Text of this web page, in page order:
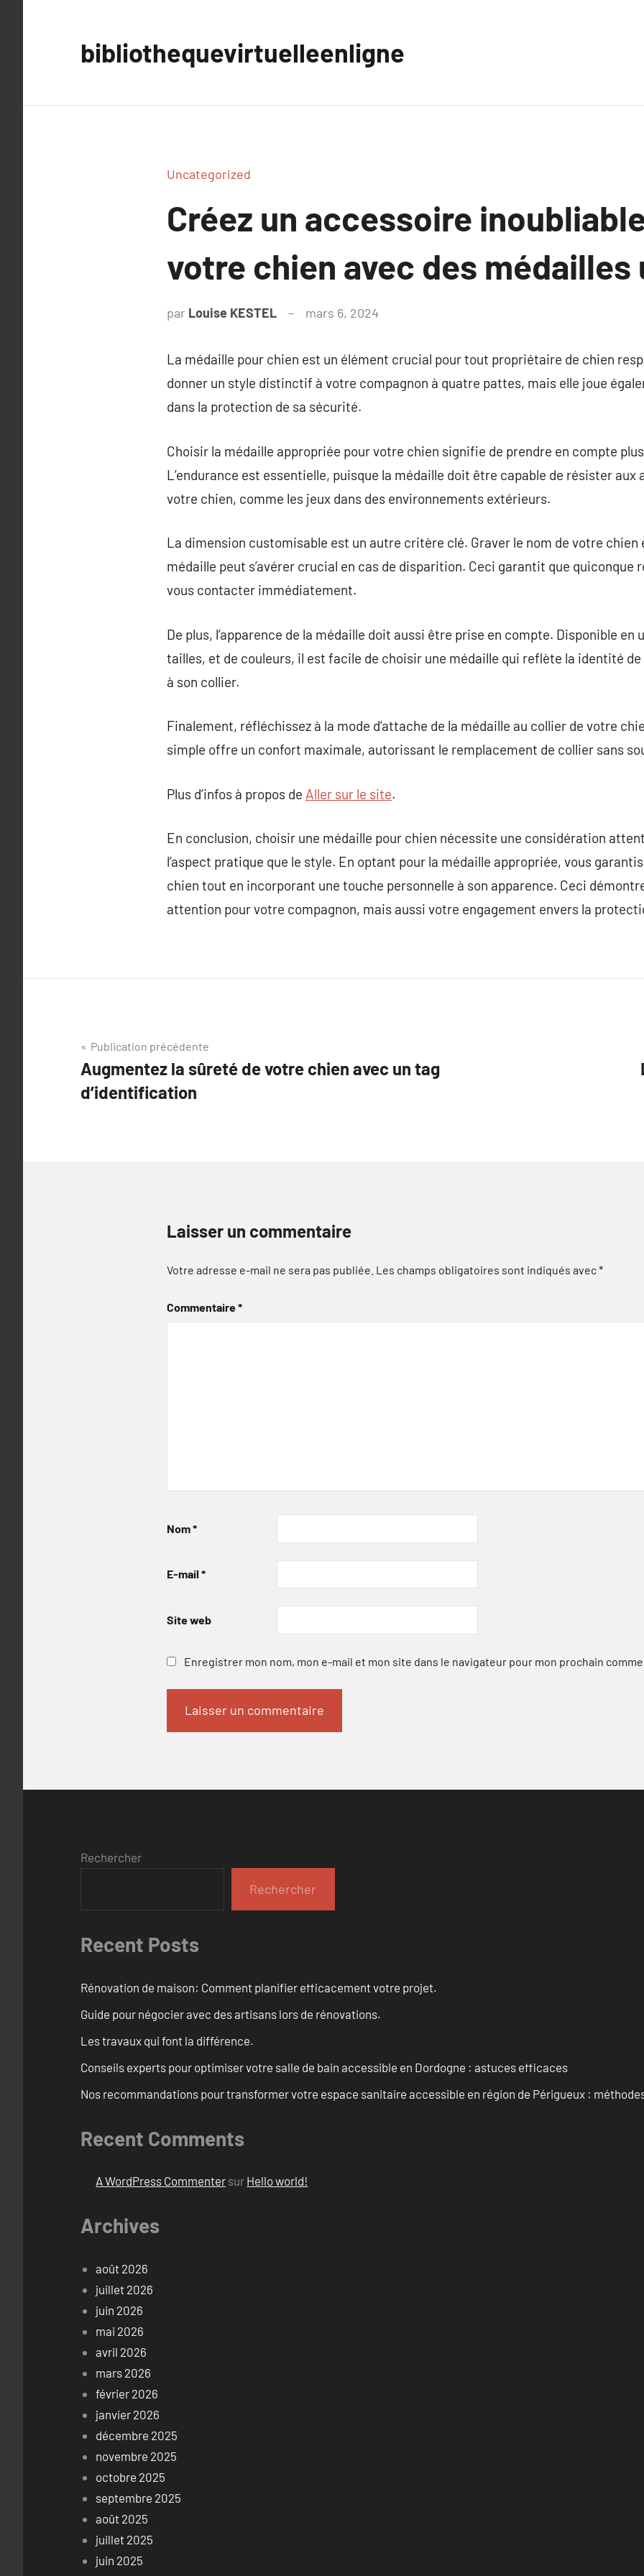
bibliothequevirtuelleenligne
Uncategorized
Créez un accessoire
votre chien avec des médailles
par Louise KESTEL mars 6, 2024
La médaille pour chien est un élément crucial pour tout propriétaire de chien
donner un style distinctif à votre compagnon à quatre pattes, mais elle joue
dans la protection de sa sécurité.
Choisir la médaille appropriée pour votre chien signifie de prendre en compte
L’endurance est essentielle, puisque la médaille doit être capable de résister aux
votre chien, comme les jeux dans des environnements extérieurs.
La dimension customisable est un autre critère clé. Graver le nom de votre chien
médaille peut s’avérer crucial en cas de disparition. Ceci garantit que quiconque
vous contacter immédiatement.
De plus, l’apparence de la médaille doit aussi être prise en compte. Disponible en
tailles, et de couleurs, il est facile de choisir une médaille qui reflète la identité
à son collier.
Finalement, réfléchissez à la mode d’attache de la médaille au collier de votre
simple offre un confort maximale, autorissant le remplacement de collier sans
Plus d’infos à propos de Aller sur le site.
En conclusion, choisir une médaille pour chien nécessite une considération
l’aspect pratique que le style. En optant pour la médaille appropriée, vous
chien tout en incorporant une touche personnelle à son apparence. Ceci
attention pour votre compagnon, mais aussi votre engagement envers la
Navigation
de
l’article
Publication précédente
Augmentez la sûreté de votre chien avec un tag
d’identification
Laisser un commentaire
Votre adresse e-mail ne sera pas publiée. Les champs obligatoires sont indiqués avec*
Commentaire*
Nom*
E-mail *
Site web
Enregistrer mon nom, mon e-mail et mon site dans le navigateur pour mon prochain
Rechercher
Rechercher
Recent Posts
Rénovation de maison: Comment planifier efficacement votre projet.
Guide pour négocier avec des artisans lors de rénovations.
Les travaux qui font la différence.
Conseils experts pour optimiser votre salle de bain accessible en Dordogne : astuces efficaces
Nos recommandations pour transformer votre espace sanitaire accessible en région de Périgueux :
Recent Comments
A WordPress Commenter sur Hello world!
Archives
août 2026
juillet 2026
juin 2026
mai 2026
avril 2026
mars 2026
février 2026
janvier 2026
décembre 2025
novembre 2025
octobre 2025
septembre 2025
août 2025
juillet 2025
juin 2025